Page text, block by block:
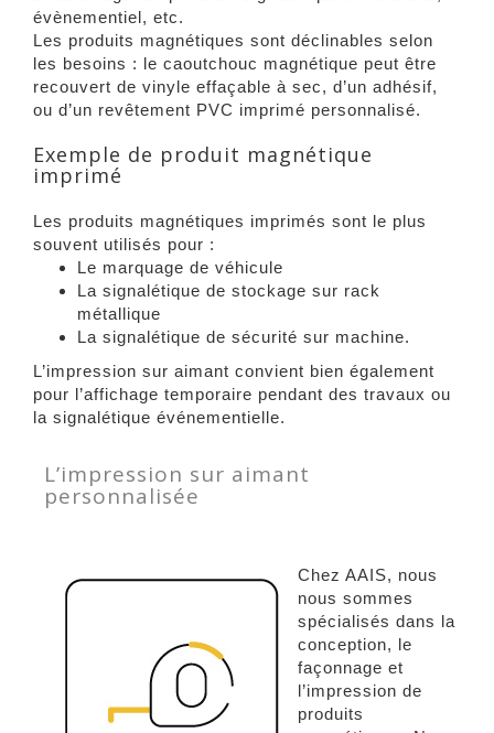
évènementiel, etc.
Les produits magnétiques sont déclinables selon
les besoins : le caoutchouc magnétique peut être
recouvert de vinyle effaçable à sec, d’un adhésif,
ou d’un revêtement PVC imprimé personnalisé.
Exemple de produit magnétique
imprimé
Les produits magnétiques imprimés sont le plus
souvent utilisés pour :
Le marquage de véhicule
La signalétique de stockage sur rack
métallique
La signalétique de sécurité sur machine.
L’impression sur aimant convient bien également
pour l’affichage temporaire pendant des travaux ou
la signalétique événementielle.
L’impression sur aimant
personnalisée
Chez AAIS, nous
nous sommes
spécialisés dans la
conception, le
façonnage et
l’impression de
produits